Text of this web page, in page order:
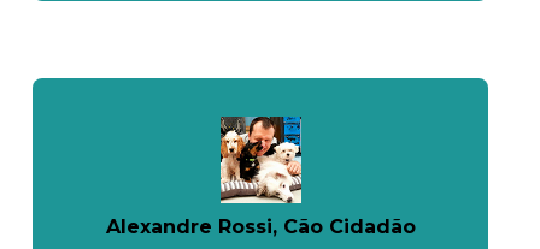
Alexandre Rossi, Cão Cidadão